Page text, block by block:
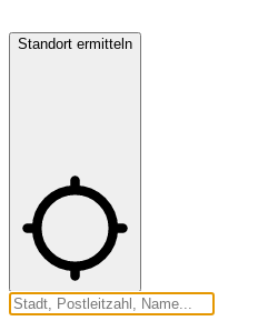
Standort ermitteln